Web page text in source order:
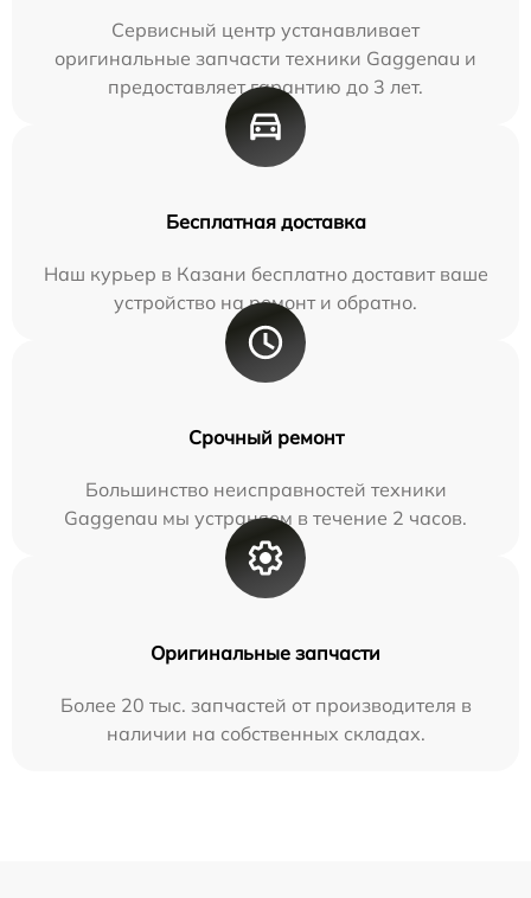
Сервисный центр устанавливает
оригинальные запчасти техники Gaggenau и
предоставляет гарантию до 3 лет.
Бесплатная доставка
Наш курьер в Казани бесплатно доставит ваше
устройство на ремонт и обратно.
Срочный ремонт
Большинство неисправностей техники
Gaggenau мы устраняем в течение 2 часов.
Оригинальные запчасти
Более 20 тыс. запчастей от производителя в
наличии на собственных складах.